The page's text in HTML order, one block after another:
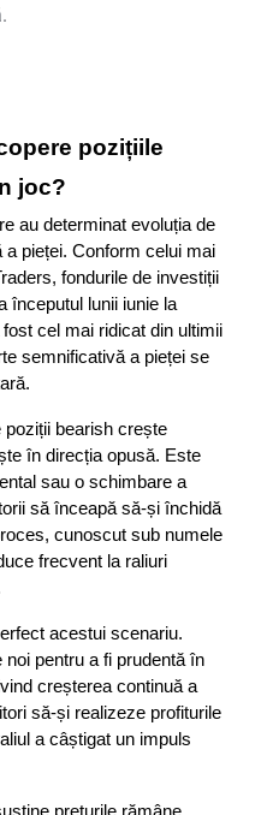
pozițiile
joc?
au determinat evoluția de
pieței. Conform celui mai
fondurile de investiții
începutul lunii iunie la
cel mai ridicat din ultimii
semnificativă a pieței se
bearish crește
în direcția opusă. Este
sau o schimbare a
să înceapă să-și închidă
cunoscut sub numele
frecvent la raliuri
acestui scenariu.
pentru a fi prudentă în
creșterea continuă a
să-și realizeze profiturile
a câștigat un impuls